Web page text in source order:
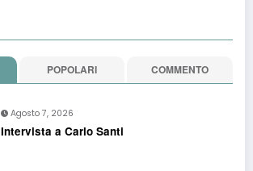
POPOLARI COMMENTO
Agosto 7, 2026
Intervista a Carlo Santi